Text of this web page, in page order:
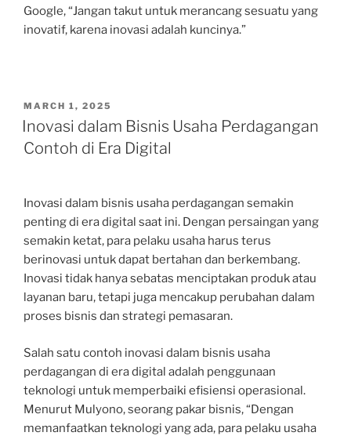
Google, “Jangan takut untuk merancang sesuatu yang
inovatif, karena inovasi adalah kuncinya.”
POSTED
ON
MARCH 1, 2025
Inovasi dalam Bisnis Usaha Perdagangan
Contoh di Era Digital
Inovasi dalam bisnis usaha perdagangan semakin
penting di era digital saat ini. Dengan persaingan yang
semakin ketat, para pelaku usaha harus terus
berinovasi untuk dapat bertahan dan berkembang.
Inovasi tidak hanya sebatas menciptakan produk atau
layanan baru, tetapi juga mencakup perubahan dalam
proses bisnis dan strategi pemasaran.
Salah satu contoh inovasi dalam bisnis usaha
perdagangan di era digital adalah penggunaan
teknologi untuk memperbaiki efisiensi operasional.
Menurut Mulyono, seorang pakar bisnis, “Dengan
memanfaatkan teknologi yang ada, para pelaku usaha